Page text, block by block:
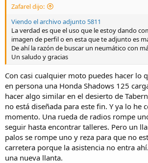
Zafarel dijo:
Viendo el archivo adjunto 5811
La verdad es que el uso que le estoy dando
imagen de perfil o en esta que te adjunto es
De ahí la razón de buscar un neumático con
Un saludo y gracias
Con casi cualquier moto puedes hacer lo
en persona una Honda Shadows 125
hacer algo similar en el desierto de
no está diseñada para este fin. Y ya lo he
momento. Una rueda de radios rompe
seguir hasta encontrar talleres. Pero un
palos se rompe uno y reza para que no
carretera porque la asistencia no entra
una nueva llanta.